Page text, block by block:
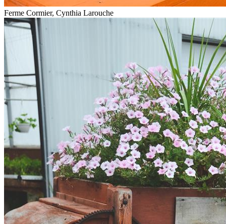
Ferme Cormier, Cynthia Larouche